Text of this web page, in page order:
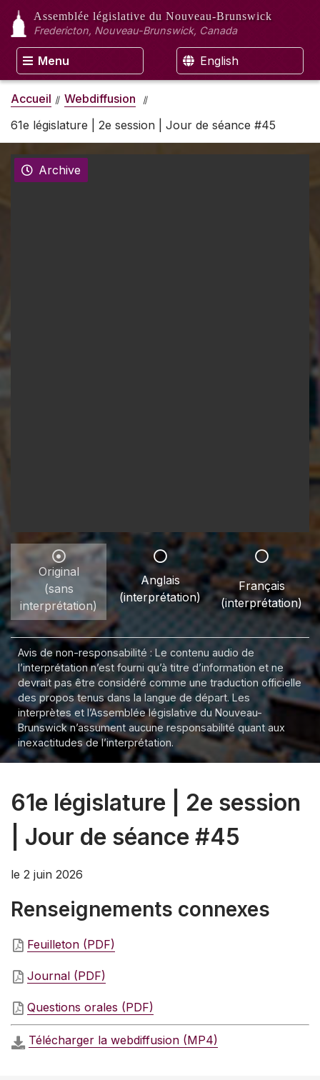
Assemblée législative du Nouveau-Brunswick
Fredericton, Nouveau-Brunswick, Canada
Menu English
Accueil
Webdiffusion
61e législature | 2e session | Jour de séance #45
Archive
Original
(sans
interprétation)
Anglais
(interprétation)
Français
(interprétation)
Avis de non-responsabilité : Le contenu audio de
l’interprétation n’est fourni qu’à titre d’information et ne
devrait pas être considéré comme une traduction officielle
des propos tenus dans la langue de départ. Les
interprètes et l’Assemblée législative du Nouveau-
Brunswick n’assument aucune responsabilité quant aux
inexactitudes de l’interprétation.
61e législature | 2e session
| Jour de séance #45
le 2 juin 2026
Renseignements connexes
Feuilleton (PDF)
Journal (PDF)
Questions orales (PDF)
Télécharger la webdiffusion (MP4)